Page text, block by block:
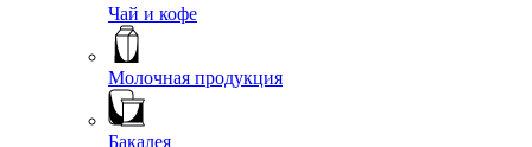
Чай и кофе
Молочная продукция
Бакалея